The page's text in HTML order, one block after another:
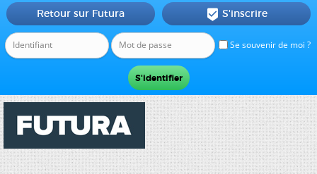
Se souvenir de moi ?
Retour sur Futura  S'inscrire